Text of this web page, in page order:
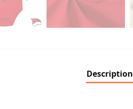
Description